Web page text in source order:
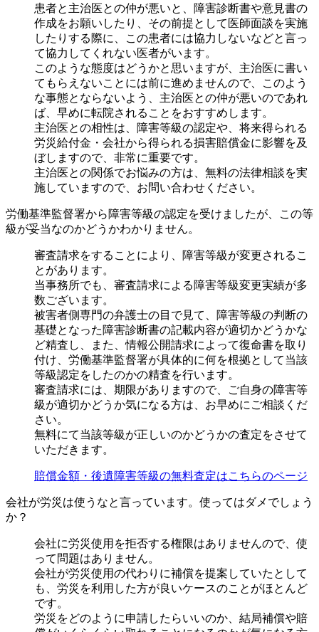
患者と主治医との仲が悪いと、障害診断書や意見書の
作成をお願いしたり、その前提として医師面談を実施
したりする際に、この患者には協力しないなどと言っ
て協力してくれない医者がいます。
このような態度はどうかと思いますが、主治医に書い
てもらえないことには前に進めませんので、このよう
な事態とならないよう、主治医との仲が悪いのであれ
ば、早めに転院されることをおすすめします。
主治医との相性は、障害等級の認定や、将来得られる
労災給付金・会社から得られる損害賠償金に影響を及
ぼしますので、非常に重要です。
主治医との関係でお悩みの方は、無料の法律相談を実
施していますので、お問い合わせください。
労働基準監督署から障害等級の認定を受けましたが、この等
級が妥当なのかどうかわかりません。
審査請求をすることにより、障害等級が変更されるこ
とがあります。
当事務所でも、審査請求による障害等級変更実績が多
数ございます。
被害者側専門の弁護士の目で見て、障害等級の判断の
基礎となった障害診断書の記載内容が適切かどうかな
ど精査し、また、情報公開請求によって復命書を取り
付け、労働基準監督署が具体的に何を根拠として当該
等級認定をしたのかの精査を行います。
審査請求には、期限がありますので、ご自身の障害等
級が適切かどうか気になる方は、お早めにご相談くだ
さい。
無料にて当該等級が正しいのかどうかの査定をさせて
いただきます。
賠償金額・後遺障害等級の無料査定はこちらのページ
会社が労災は使うなと言っています。使ってはダメでしょう
か？
会社に労災使用を拒否する権限はありませんので、使
って問題はありません。
会社が労災使用の代わりに補償を提案していたとして
も、労災を利用した方が良いケースのことがほとんど
です。
労災をどのように申請したらいいのか、結局補償や賠